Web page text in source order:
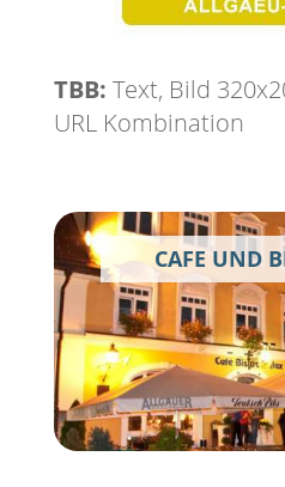
TBB: Text, Bild
URL Kombination
CAFE UND